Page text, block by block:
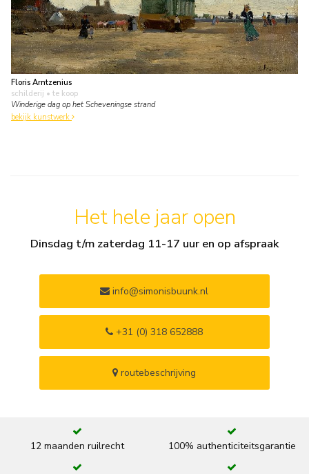
Floris Arntzenius
schilderij • te koop
Winderige dag op het Scheveningse strand
bekijk kunstwerk
Het hele jaar open
Dinsdag t/m zaterdag 11-17 uur en op afspraak
info@simonisbuunk.nl
+31 (0) 318 652888
routebeschrijving
12 maanden ruilrecht 100% authenticiteitsgarantie